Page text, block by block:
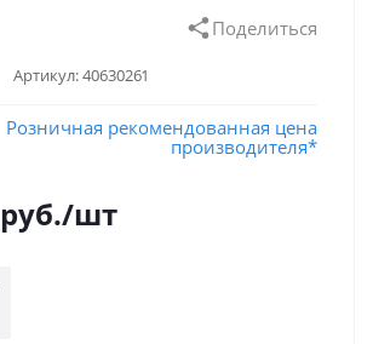
Поделиться
Артикул:40630261
Розничная рекомендованная цена
производителя*
руб./шт